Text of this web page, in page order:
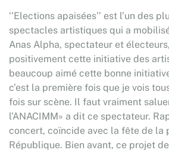
‘’Elections apaisées’’ est l’un des
spectacles artistiques qui a
Anas Alpha, spectateur et
positivement cette initiative des
beaucoup aimé cette bonne
c’est la première fois que je vois
fois sur scène. Il faut vraiment
l’ANACIMM» a dit ce spectateur.
concert, coïncide avec la fête de la
République. Bien avant, ce projet